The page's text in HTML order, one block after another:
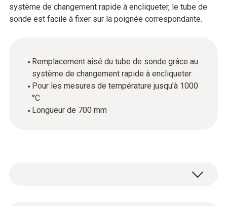
système de changement rapide à encliqueter, le tube de
sonde est facile à fixer sur la poignée correspondante.
Remplacement aisé du tube de sonde grâce au
système de changement rapide à encliqueter
Pour les mesures de température jusqu’à 1000
°C
Longueur de 700 mm